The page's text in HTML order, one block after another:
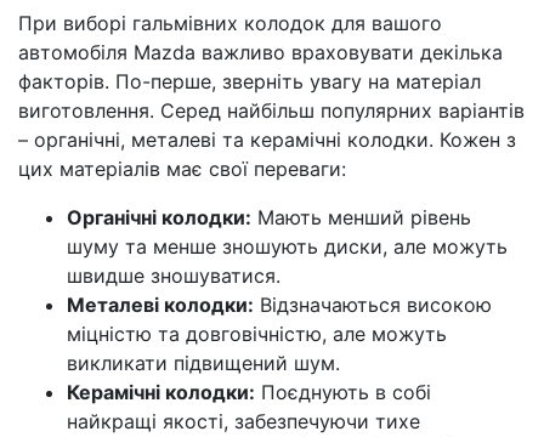
При виборі гальмівних колодок для вашого
автомобіля Mazda важливо враховувати декілька
факторів. По-перше, зверніть увагу на матеріал
виготовлення. Серед найбільш популярних варіантів
– органічні, металеві та керамічні колодки. Кожен з
цих матеріалів має свої переваги:
Органічні колодки: Мають менший рівень
шуму та менше зношують диски, але можуть
швидше зношуватися.
Металеві колодки: Відзначаються високою
міцністю та довговічністю, але можуть
викликати підвищений шум.
Керамічні колодки: Поєднують в собі
найкращі якості, забезпечуючи тихе